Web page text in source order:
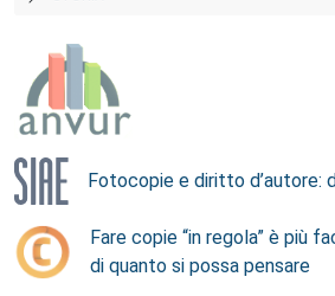
Fotocopie e diritto d’autore:
Fare copie “in regola” è più
di quanto si possa pensare